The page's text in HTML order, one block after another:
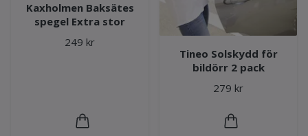
Kaxholmen Baksätes
spegel Extra stor
249 kr
Tineo Solskydd för
bildörr 2 pack
279 kr